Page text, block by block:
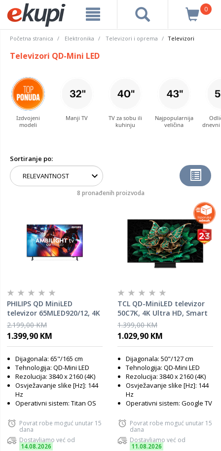
0
Početna stranica Elektronika Televizori i oprema Televizori
Televizori QD-Mini LED
Izdvojeni
modeli
Manji TV
TV za sobu ili
kuhinju
Najpopularnija
veličina
Sortiranje po:
8 pronađenih proizvoda
PHILIPS QD MiniLED
televizor 65MLED920/12, 4K
Ultra HD, Titan OS, Smart
TV, Ambilight, 144 Hz VRR,
P5 Perfect Picture Engine,
2.199,00 KM
1.399,90 KM
Dijagonala: 65"/165 cm
Tehnologija: QD-Mini LED
Rezolucija: 3840 x 2160 (4K)
Osvježavanje slike [Hz]: 144
Hz
Operativni sistem: Titan OS
Povrat robe moguć unutar 15
dana
Dostavljamo već od
14.08.2026
TCL QD-MiniLED televizor
50C7K, 4K Ultra HD, Smart
TV, Google TV, 144 Hz VRR,
Audio od Bang & Olufsena,
AiPQ Pro procesor, HDR
panel, Ultra tanki dizajn
1.399,00 KM
1.029,90 KM
Dijagonala: 50"/127 cm
Tehnologija: QD-Mini LED
Rezolucija: 3840 x 2160 (4K)
Osvježavanje slike [Hz]: 144
Hz
Operativni sistem: Google TV
Povrat robe moguć unutar 15
dana
Dostavljamo već od
11.08.2026